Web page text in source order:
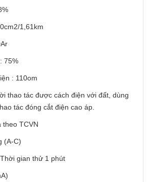
1,61km
75%
: 110om
thao tác được cách điện với đất, dùng
tác đóng cắt điện cao áp.
theo TCVN
(A-C)
gian thử 1 phút